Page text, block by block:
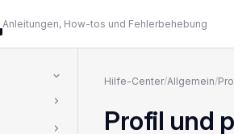
Anleitungen, How-tos und Fehlerbehebung
2
Hilfe-Center/Allgemein/
Profil und